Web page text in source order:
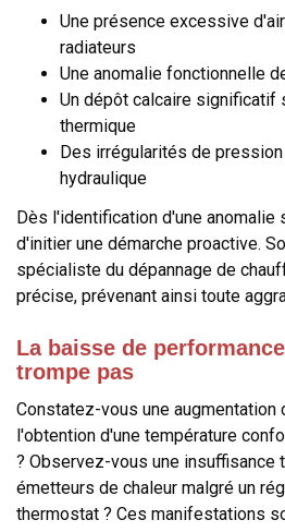
Une présence excessive
radiateurs
Une anomalie fonctionnelle
Un dépôt calcaire significatif
thermique
Des irrégularités de
hydraulique
Dès l'identification d'une anomalie
d'initier une démarche proactive.
spécialiste du dépannage de
précise, prévenant ainsi toute
La baisse de
trompe pas
Constatez-vous une augmentation
l'obtention d'une température
? Observez-vous une insuffisance
émetteurs de chaleur malgré un
thermostat ? Ces manifestations